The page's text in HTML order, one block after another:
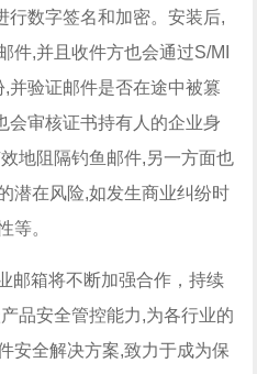
行数字签名和加密。安装后,
件,并且收件方也会通过S/MI
并验证邮件是否在途中被篡
会审核证书持有人的企业身
地阻隔钓鱼邮件,另一方面也
潜在风险,如发生商业纠纷时
等。
箱将不断加强合作，持续
品安全管控能力,为各行业的
安全解决方案,致力于成为保